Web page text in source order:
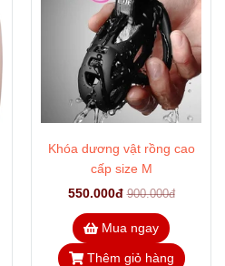
Khóa dương vật rồng cao
cấp size M
550.000đ 900.000đ
Mua ngay
Thêm giỏ hàng